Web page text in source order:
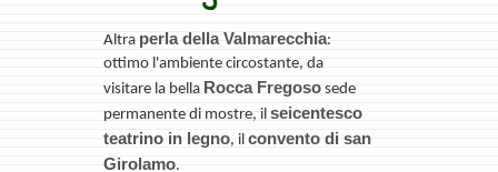
Altra perla della Valmarecchia:
ottimo l'ambiente circostante, da
visitare la bella Rocca Fregoso sede
permanente di mostre, il seicentesco
teatrino in legno, il convento di san
Girolamo.